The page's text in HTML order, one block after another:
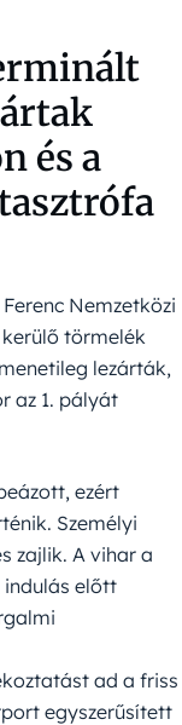
és a
Nemzetközi
törmelék
lezárták,
az 1. pályát
ezért
Személyi
zajlik. A vihar a
indulás előtt
ad a friss
egyszerűsített